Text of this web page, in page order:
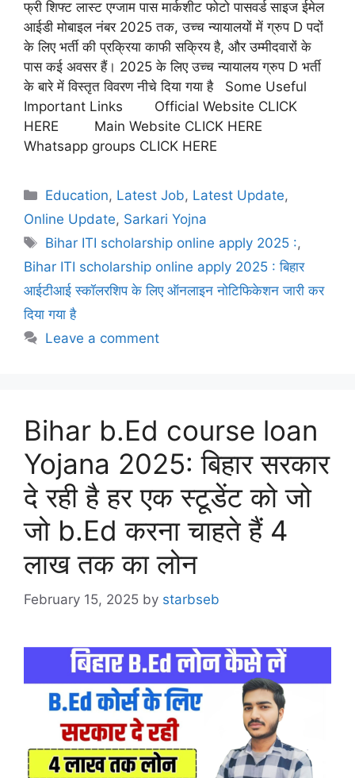
फ्री शिफ्ट लास्ट एग्जाम पास मार्कशीट फोटो पासवर्ड साइज ईमेल
आईडी मोबाइल नंबर 2025 तक, उच्च न्यायालयों में ग्रुप D पदों
के लिए भर्ती की प्रक्रिया काफी सक्रिय है, और उम्मीदवारों के
पास कई अवसर हैं। 2025 के लिए उच्च न्यायालय ग्रुप D भर्ती
के बारे में विस्तृत विवरण नीचे दिया गया है Some Useful
Important Links Official Website CLICK
HERE Main Website CLICK HERE
Whatsapp groups CLICK HERE
Education, Latest Job, Latest Update,
Online Update, Sarkari Yojna
Bihar ITI scholarship online apply 2025 :,
Bihar ITI scholarship online apply 2025 : बिहार
आईटीआई स्कॉलरशिप के लिए ऑनलाइन नोटिफिकेशन जारी कर
दिया गया है
Leave a comment
Bihar b.Ed course loan
Yojana 2025: बिहार सरकार
दे रही है हर एक स्टूडेंट को जो
जो b.Ed करना चाहते हैं 4
लाख तक का लोन
February 15, 2025 by starbseb